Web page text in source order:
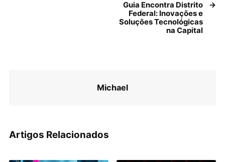
Guia Encontra Distrito
Federal: Inovações e
Soluções Tecnológicas
na Capital
Michael
Artigos Relacionados